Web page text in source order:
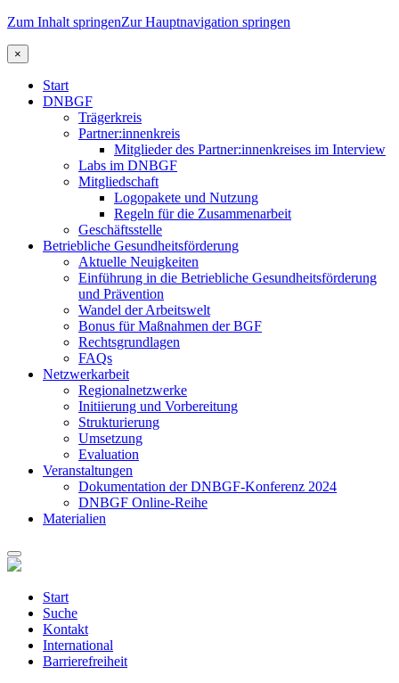
Zum Inhalt springenZur Hauptnavigation springen
×
Start
DNBGF
Trägerkreis
Partner:innenkreis
Mitglieder des Partner:innenkreises im Interview
Labs im DNBGF
Mitgliedschaft
Logopakete und Nutzung
Regeln für die Zusammenarbeit
Geschäftsstelle
Betriebliche Gesundheitsförderung
Aktuelle Neuigkeiten
Einführung in die Betriebliche Gesundheitsförderung
und Prävention
Wandel der Arbeitswelt
Bonus für Maßnahmen der BGF
Rechtsgrundlagen
FAQs
Netzwerkarbeit
Regionalnetzwerke
Initiierung und Vorbereitung
Strukturierung
Umsetzung
Evaluation
Veranstaltungen
Dokumentation der DNBGF-Konferenz 2024
DNBGF Online-Reihe
Materialien
Start
Suche
Kontakt
International
Barrierefreiheit